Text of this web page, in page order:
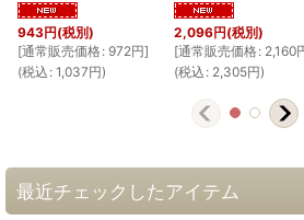
943円(税別)
[通常販売価格: 972円]
(税込 : 1,037円)
2,096円(税別)
[通常販売価格: 2,160
(税込 : 2,305円)
最近チェックしたアイテム